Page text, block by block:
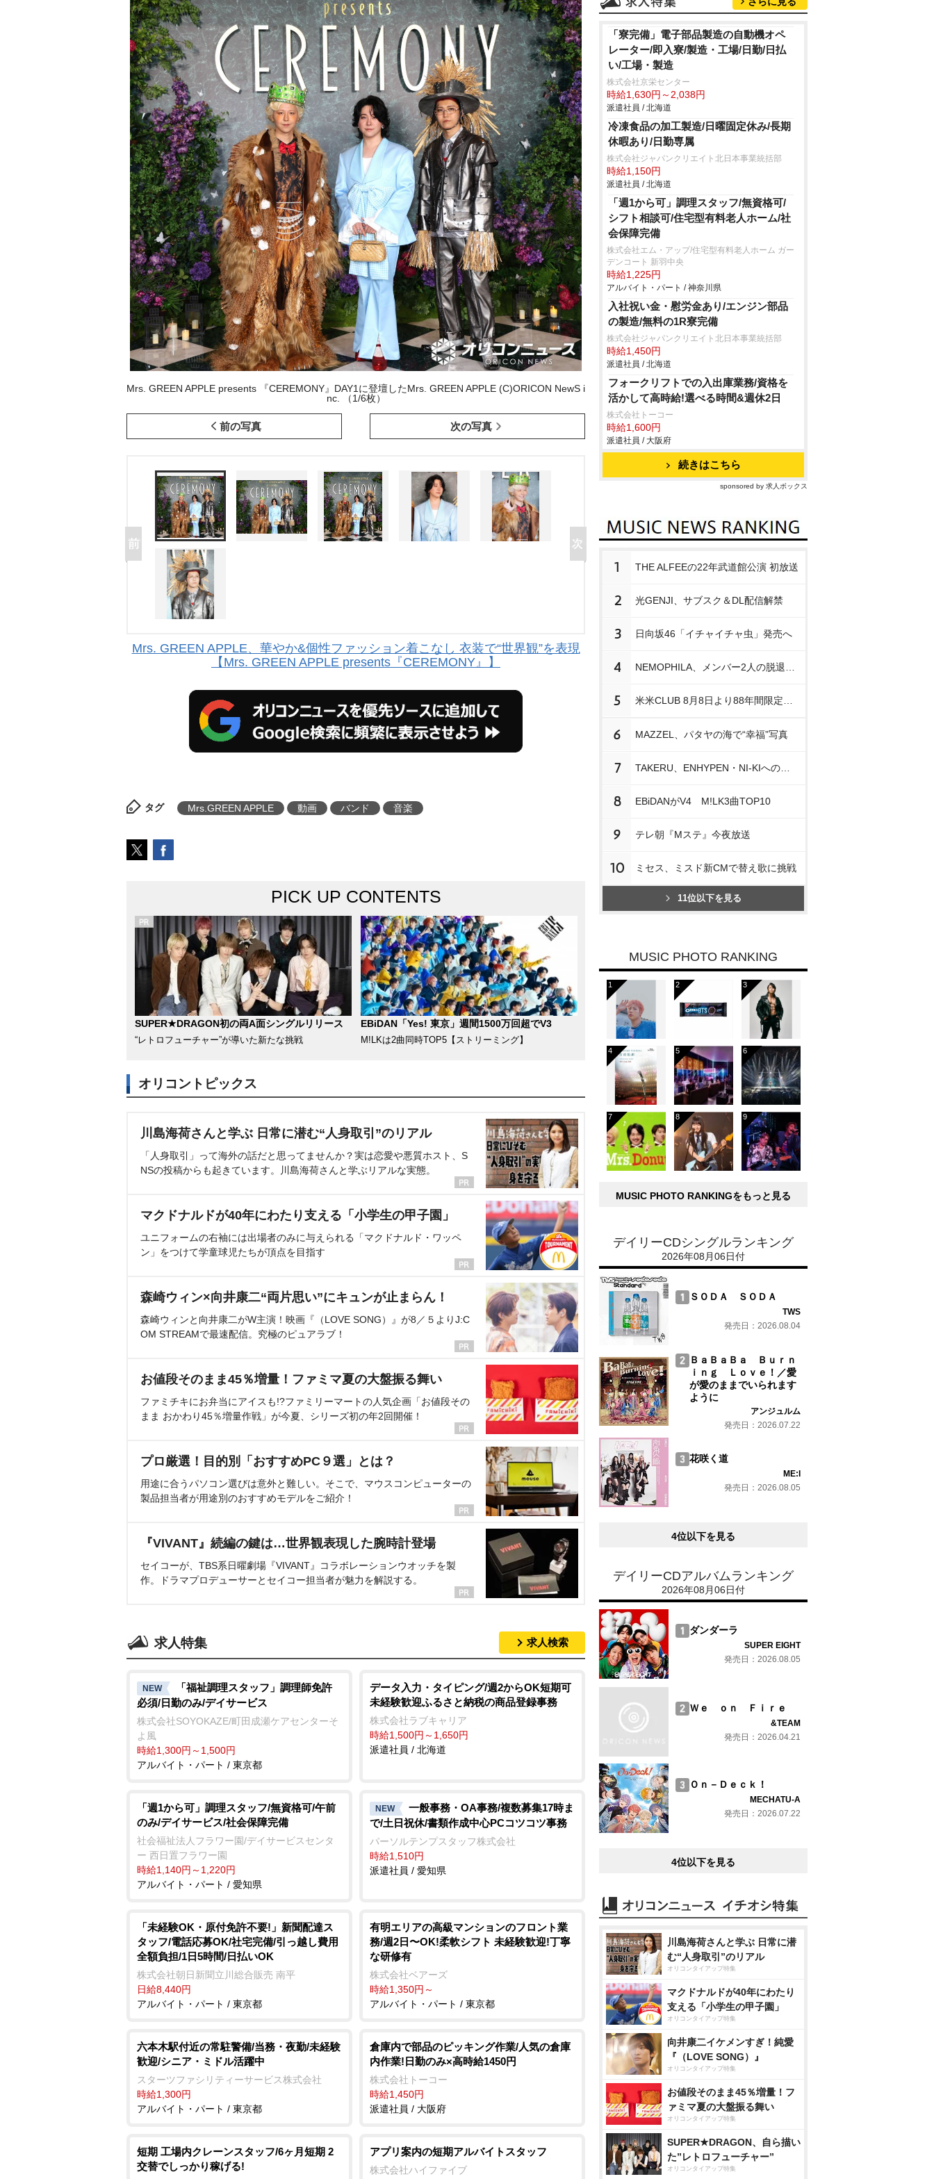
Mrs. GREEN APPLE presents 『CEREMONY』DAY1に登壇したMrs. GREEN APPLE (C)ORICON NewS i
nc. （1/6枚）
前の写真 次の写真
Mrs. GREEN APPLE、華やか&個性ファッション着こなし 衣装で“世界観”を表現
【Mrs. GREEN APPLE presents『CEREMONY』】
タグ Mrs.GREEN APPLE 動画 バンド 音楽
PICK UP CONTENTS
SUPER★DRAGON初の両A面シングルリリース
“レトロフューチャー”が導いた新たな挑戦
EBiDAN「Yes! 東京」週間1500万回超でV3
M!LKは2曲同時TOP5【ストリーミング】
オリコントピックス
川島海荷さんと学ぶ 日常に潜む“人身取引”のリアル
「人身取引」って海外の話だと思ってませんか？実は恋愛や悪質ホスト、S
NSの投稿からも起きています。川島海荷さんと学ぶリアルな実態。
マクドナルドが40年にわたり支える「小学生の甲子園」
ユニフォームの右袖には出場者のみに与えられる「マクドナルド・ワッペ
ン」をつけて学童球児たちが頂点を目指す
森崎ウィン×向井康二“両片思い”にキュンが止まらん！
森崎ウィンと向井康二がW主演！映画『（LOVE SONG）』が8／５よりJ:C
OM STREAMで最速配信。究極のピュアラブ！
お値段そのまま45％増量！ファミマ夏の大盤振る舞い
ファミチキにお弁当にアイスも!?ファミリーマートの人気企画「お値段その
まま おかわり45％増量作戦」が今夏、シリーズ初の年2回開催！
プロ厳選！目的別「おすすめPC９選」とは？
用途に合うパソコン選びは意外と難しい。そこで、マウスコンピューターの
製品担当者が用途別のおすすめモデルをご紹介！
『VIVANT』続編の鍵は…世界観表現した腕時計登場
セイコーが、TBS系日曜劇場『VIVANT』コラボレーションウオッチを製
作。ドラマプロデューサーとセイコー担当者が魅力を解説する。
求人特集 求人検索
NEW
「福祉調理スタッフ」調理師免許
必須/日勤のみ/デイサービス
株式会社SOYOKAZE/町田成瀬ケアセンターそ
よ風
時給1,300円～1,500円
アルバイト・パート / 東京都
データ入力・タイピング/週2からOK短期可
未経験歓迎ふるさと納税の商品登録事務
株式会社ラブキャリア
時給1,500円～1,650円
派遣社員 / 北海道
「週1から可」調理スタッフ/無資格可/午前
のみ/デイサービス/社会保障完備
社会福祉法人フラワー園/デイサービスセンタ
ー 西日置フラワー園
時給1,140円～1,220円
アルバイト・パート / 愛知県
NEW
一般事務・OA事務/複数募集17時ま
で/土日祝休/書類作成中心PCコツコツ事務
パーソルテンプスタッフ株式会社
時給1,510円
派遣社員 / 愛知県
「未経験OK・原付免許不要!」新聞配達ス
タッフ/電話応募OK/社宅完備/引っ越し費用
全額負担/1日5時間/日払いOK
株式会社朝日新聞立川総合販売 南平
日給8,440円
アルバイト・パート / 東京都
有明エリアの⾼級マンションのフロント業
務/週2⽇〜OK!柔軟シフト 未経験歓迎!丁寧
な研修有
株式会社ベアーズ
時給1,350円～
アルバイト・パート / 東京都
六本木駅付近の常駐警備/当務・夜勤/未経験
歓迎/シニア・ミドル活躍中
スターツファシリティーサービス株式会社
時給1,300円
アルバイト・パート / 東京都
倉庫内で部品のピッキング作業/人気の倉庫
内作業!日勤のみ×高時給1450円
株式会社トーコー
時給1,450円
派遣社員 / 大阪府
短期 工場内クレーンスタッフ/6ヶ月短期 2
交替でしっかり稼げる!
アプリ案内の短期アルバイトスタッフ
株式会社ハイファイブ
「寮完備」電子部品製造の自動機オペ
レーター/即入寮/製造・工場/日勤/日払
い/工場・製造
株式会社京栄センター
時給1,630円～2,038円
派遣社員 / 北海道
冷凍食品の加工製造/日曜固定休み/長期
休暇あり/日勤専属
株式会社ジャパンクリエイト北日本事業統括部
時給1,150円
派遣社員 / 北海道
「週1から可」調理スタッフ/無資格可/
シフト相談可/住宅型有料老人ホーム/社
会保障完備
株式会社エム・アップ/住宅型有料老人ホーム ガー
デンコート 新羽中央
時給1,225円
アルバイト・パート / 神奈川県
入社祝い金・慰労金あり/エンジン部品
の製造/無料の1R寮完備
株式会社ジャパンクリエイト北日本事業統括部
時給1,450円
派遣社員 / 北海道
フォークリフトでの入出庫業務/資格を
活かして高時給!選べる時間&週休2日
株式会社トーコー
時給1,600円
派遣社員 / 大阪府
続きはこちら
sponsored by 求人ボックス
1 THE ALFEEの22年武道館公演 初放送
2 光GENJI、サブスク＆DL配信解禁
3 日向坂46「イチャイチャ虫」発売へ
4
5
6 MAZZEL、パタヤの海で“幸福”写真
7
8 EBiDANがV4 M!LK3曲TOP10
9 テレ朝『Mステ』今夜放送
10 ミセス、ミスド新CMで替え歌に挑戦
11位以下を見る
MUSIC PHOTO RANKING
MUSIC PHOTO RANKINGをもっと見る
デイリーCDシングルランキング
2026年08月06日付
ＳＯＤＡ ＳＯＤＡ
TWS
発売日：2026.08.04
ＢａＢａＢａ Ｂｕｒｎ
ｉｎｇ Ｌｏｖｅ！／愛
が愛のままでいられます
ように
アンジュルム
発売日：2026.07.22
花咲く道
ME:I
発売日：2026.08.05
4位以下を見る
デイリーCDアルバムランキング
2026年08月06日付
ダンダーラ
SUPER EIGHT
発売日：2026.08.05
Ｗｅ ｏｎ Ｆｉｒｅ
&TEAM
発売日：2026.04.21
Ｏｎ－Ｄｅｃｋ！
MECHATU-A
発売日：2026.07.22
4位以下を見る
川島海荷さんと学ぶ 日常に潜
む“人身取引”のリアル
オリコンタイアップ特集
マクドナルドが40年にわたり
支える「小学生の甲子園」
オリコンタイアップ特集
向井康二イケメンすぎ！純愛
『（LOVE SONG）』
オリコンタイアップ特集
お値段そのまま45％増量！フ
ァミマ夏の大盤振る舞い
オリコンタイアップ特集
SUPER★DRAGON、自ら描い
た”レトロフューチャー”
オリコンタイアップ特集